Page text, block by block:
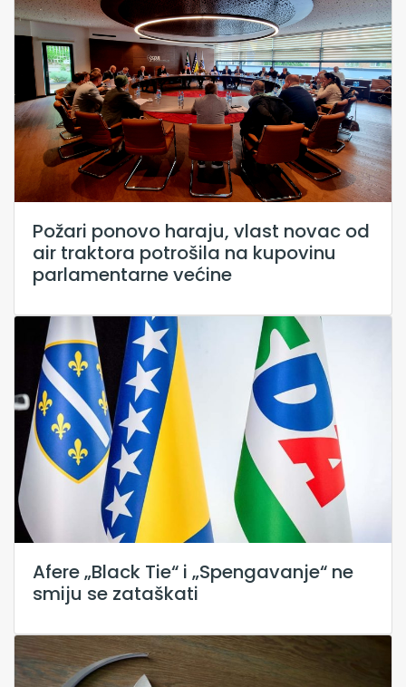
Požari ponovo haraju, vlast novac od
air traktora potrošila na kupovinu
parlamentarne većine
Afere „Black Tie“ i „Spengavanje“ ne
smiju se zataškati